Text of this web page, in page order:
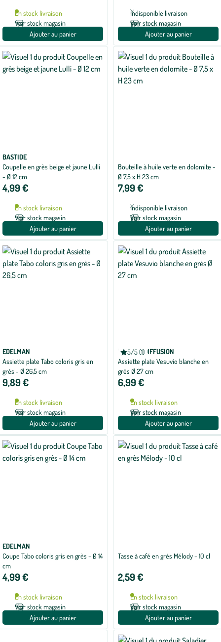
En stock livraison
Voir stock magasin
Ajouter au panier
Indisponible livraison
Voir stock magasin
Ajouter au panier
BASTIDE
Coupelle en grès beige et jaune Lulli
- Ø 12 cm
4,99 €
En stock livraison
Voir stock magasin
Ajouter au panier
Bouteille à huile verte en dolomite -
Ø 7,5 x H 23 cm
7,99 €
Indisponible livraison
Voir stock magasin
Ajouter au panier
EDELMAN
Assiette plate Tabo coloris gris en
grès - Ø 26,5 cm
9,89 €
En stock livraison
Voir stock magasin
Ajouter au panier
5/5 (1)
Note
moyenne
de
5
sur
5
BASTIDE DIFFUSION
Assiette plate Vesuvio blanche en
grès Ø 27 cm
6,99 €
En stock livraison
Voir stock magasin
Ajouter au panier
EDELMAN
Coupe Tabo coloris gris en grès - Ø 14
cm
4,99 €
En stock livraison
Voir stock magasin
Ajouter au panier
Tasse à café en grès Mélody - 10 cl
2,59 €
En stock livraison
Voir stock magasin
Ajouter au panier